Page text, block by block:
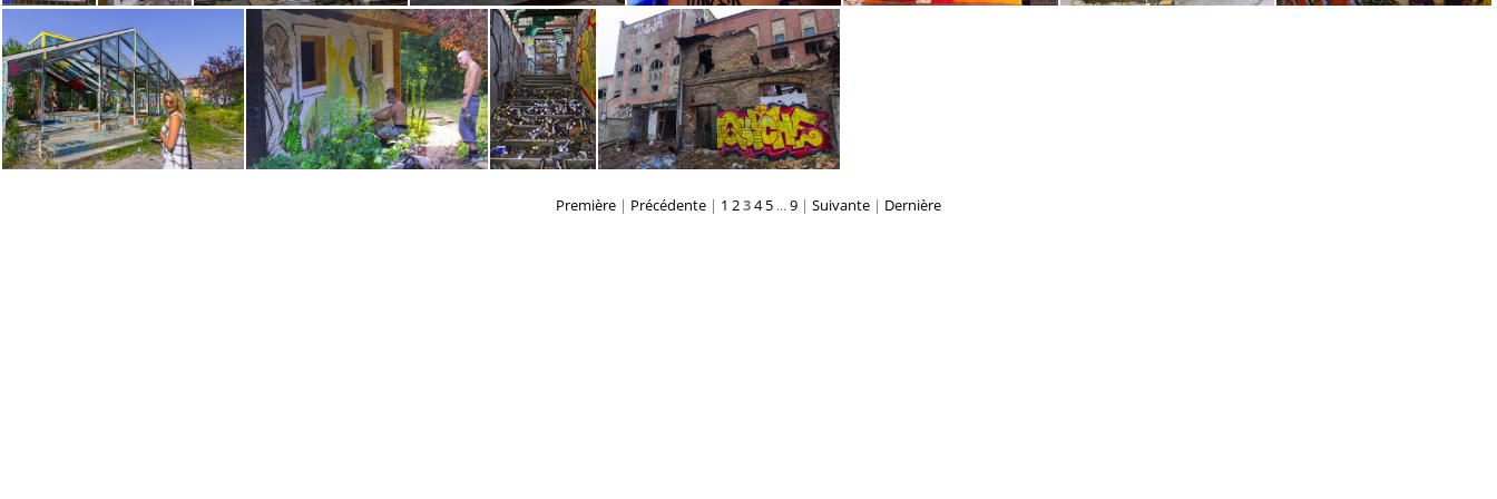
Teufelsberg (2) Blub Paradies (Berlin) (23) Blub Paradies (Berlin) (19) Blub Paradies (Berlin) (18) Blub Paradies (Berlin) (16)
Première | Précédente | 1 234 5 ...9 | Suivante | Dernière